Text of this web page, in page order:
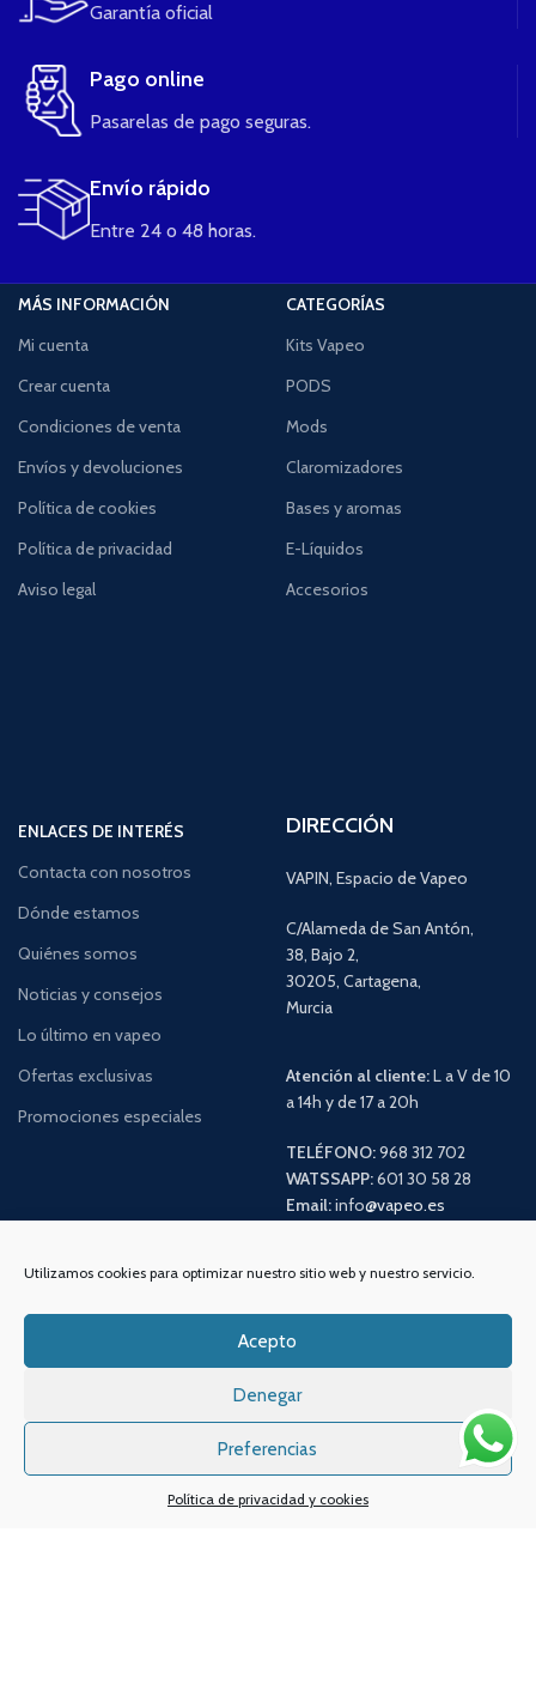
Utilizamos cookies para optimizar nuestro sitio web y nuestro servicio.
Acepto
Denegar
Preferencias
Política de privacidad y cookies
Garantía oficial
Pago online
Pasarelas de pago seguras.
Envío rápido
Entre 24 o 48 horas.
MÁS INFORMACIÓN
Mi cuenta
Crear cuenta
Condiciones de venta
Envíos y devoluciones
Política de cookies
Política de privacidad
Aviso legal
CATEGORÍAS
Kits Vapeo
PODS
Mods
Claromizadores
Bases y aromas
E-Líquidos
Accesorios
ENLACES DE INTERÉS
Contacta con nosotros
Dónde estamos
Quiénes somos
Noticias y consejos
Lo último en vapeo
Ofertas exclusivas
Promociones especiales
DIRECCIÓN
VAPIN, Espacio de Vapeo
C/Alameda de San Antón,
38, Bajo 2,
30205, Cartagena,
Murcia
Atención al cliente:L a V de 10
a 14h y de 17 a 20h
TELÉFONO:968 312 702
WATSSAPP:601 30 58 28
Email:info@vapeo.es
Sistemas de pagos Sistema de envío